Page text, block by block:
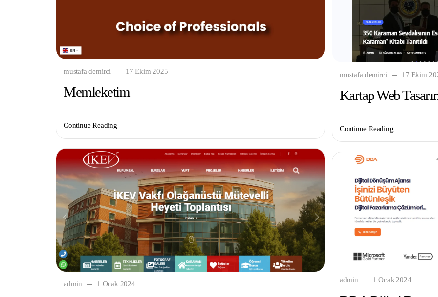
mustafa demirci 17 Ekim 2025
Memleketim
Continue Reading
mustafa demirci 17 Ekim
Kartap Web
Continue Reading
admin 1 Ocak 2024 admin 1 Ocak 2024